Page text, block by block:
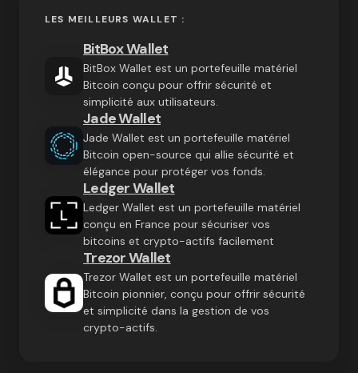
LES MEILLEURS WALLET :
BitBox Wallet
BitBox Wallet est un portefeuille matériel
Bitcoin conçu pour offrir sécurité et
simplicité aux utilisateurs.
Jade Wallet
Jade Wallet est un portefeuille matériel
Bitcoin open-source qui allie sécurité et
élégance pour protéger vos fonds.
Ledger Wallet
Ledger Wallet est un portefeuille matériel
conçu en France pour sécuriser vos
bitcoins et crypto-actifs facilement
Trezor Wallet
Trezor Wallet est un portefeuille matériel
Bitcoin pionnier, conçu pour offrir sécurité
et simplicité dans la gestion de vos
crypto-actifs.